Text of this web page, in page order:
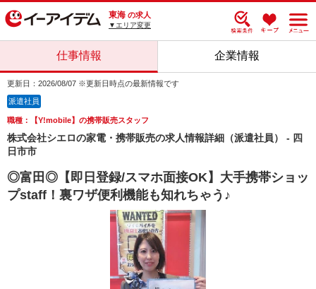
東海 の求人
▼エリア変更
仕事情報 企業情報
更新日：2026/08/07 ※更新日時点の最新情報です
派遣社員
職種：【Y!mobile】の携帯販売スタッフ
株式会社シエロの家電・携帯販売の求人情報詳細（派遣社員） - 四
日市市
◎富田◎【即日登録/スマホ面接OK】大手携帯ショッ
プstaff！裏ワザ便利機能も知れちゃう♪